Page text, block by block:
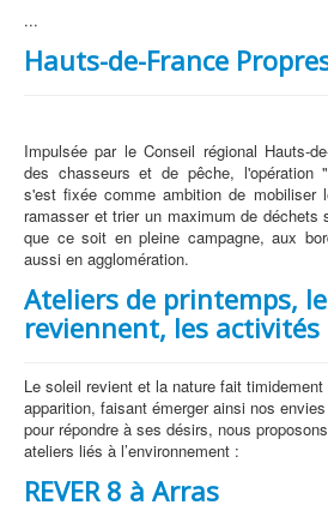
...
Hauts-de-France
Impulsée par le Conseil régional Hauts-
des chasseurs et de pêche, l'opération
s'est fixée comme ambition de mobiliser
ramasser et trier un maximum de déchets
que ce soit en pleine campagne, aux
aussi en agglomération.
Ateliers de printemps,
reviennent, les
Le soleil revient et la nature fait
apparition, faisant émerger ainsi nos
pour répondre à ses désirs, nous
ateliers liés à l’environnement :
REVER 8 à Arras